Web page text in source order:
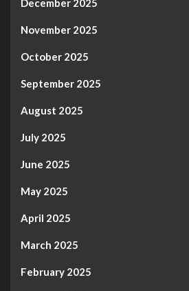
November 2025
October 2025
September 2025
August 2025
July 2025
June 2025
May 2025
April 2025
March 2025
February 2025